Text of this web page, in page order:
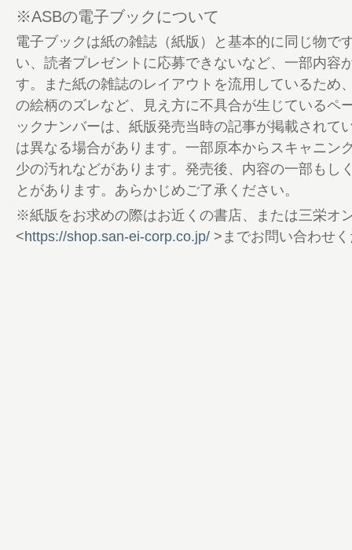
鉄仮面 縮刷抜粋カタログ
※ASBの電子ブックについて
電子ブックは紙の雑誌（紙版）と基本的に同じ物で
い、読者プレゼントに応募できないなど、一部内容
す。また紙の雑誌のレイアウトを流用しているため
の絵柄のズレなど、見え方に不具合が生じているペ
ックナンバーは、紙版発売当時の記事が掲載されて
は異なる場合があります。一部原本からスキャニン
少の汚れなどがあります。発売後、内容の一部もし
とがあります。あらかじめご了承ください。
※紙版をお求めの際はお近くの書店、または三栄オ
<https://shop.san-ei-corp.co.jp/ >までお問い合わせ